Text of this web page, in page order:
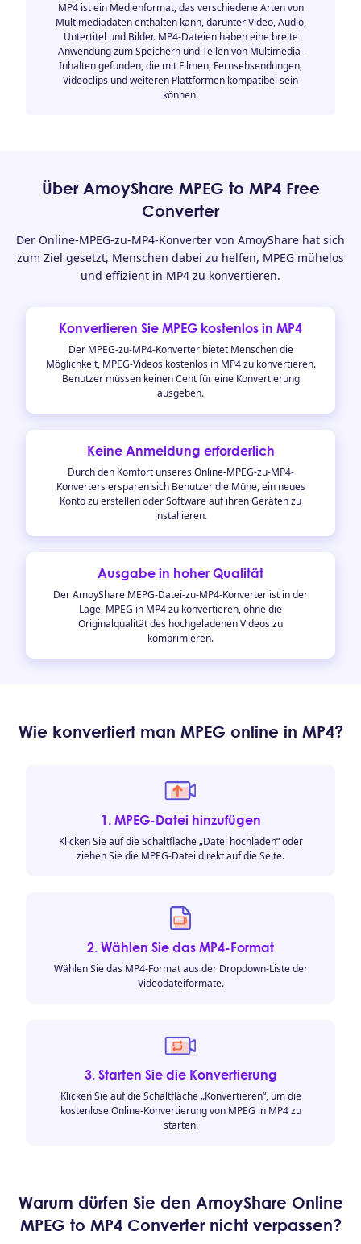
MP4 ist ein Medienformat, das verschiedene Arten von
Multimediadaten enthalten kann, darunter Video, Audio,
Untertitel und Bilder. MP4-Dateien haben eine breite
Anwendung zum Speichern und Teilen von Multimedia-
Inhalten gefunden, die mit Filmen, Fernsehsendungen,
Videoclips und weiteren Plattformen kompatibel sein
können.
Über AmoyShare MPEG to MP4 Free
Converter
Der Online-MPEG-zu-MP4-Konverter von AmoyShare hat sich
zum Ziel gesetzt, Menschen dabei zu helfen, MPEG mühelos
und effizient in MP4 zu konvertieren.
Konvertieren Sie MPEG kostenlos in MP4
Der MPEG-zu-MP4-Konverter bietet Menschen die
Möglichkeit, MPEG-Videos kostenlos in MP4 zu konvertieren.
Benutzer müssen keinen Cent für eine Konvertierung
ausgeben.
Keine Anmeldung erforderlich
Durch den Komfort unseres Online-MPEG-zu-MP4-
Konverters ersparen sich Benutzer die Mühe, ein neues
Konto zu erstellen oder Software auf ihren Geräten zu
installieren.
Ausgabe in hoher Qualität
Der AmoyShare MEPG-Datei-zu-MP4-Konverter ist in der
Lage, MPEG in MP4 zu konvertieren, ohne die
Originalqualität des hochgeladenen Videos zu
komprimieren.
Wie konvertiert man MPEG online in MP4?
1. MPEG-Datei hinzufügen
Klicken Sie auf die Schaltfläche „Datei hochladen“ oder
ziehen Sie die MPEG-Datei direkt auf die Seite.
2. Wählen Sie das MP4-Format
Wählen Sie das MP4-Format aus der Dropdown-Liste der
Videodateiformate.
3. Starten Sie die Konvertierung
Klicken Sie auf die Schaltfläche „Konvertieren“, um die
kostenlose Online-Konvertierung von MPEG in MP4 zu
starten.
Warum dürfen Sie den AmoyShare Online
MPEG to MP4 Converter nicht verpassen?